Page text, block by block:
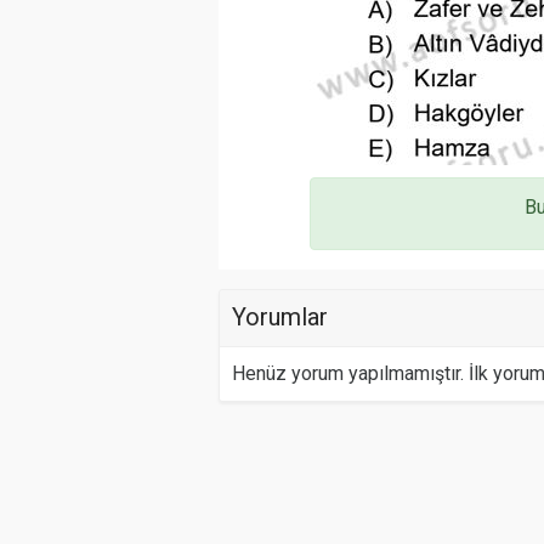
Yorumlar
Henüz yorum yapılmamıştır. İlk